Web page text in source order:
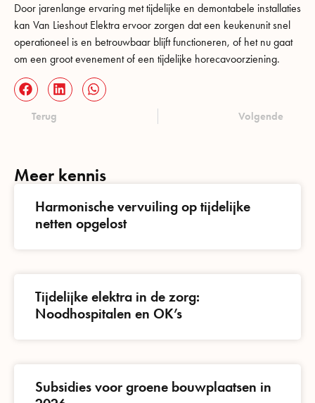
Door jarenlange ervaring met tijdelijke en demontabele installaties
kan Van Lieshout Elektra ervoor zorgen dat een keukenunit snel
operationeel is en betrouwbaar blijft functioneren, of het nu gaat
om een groot evenement of een tijdelijke horecavoorziening.
Terug Volgende
Meer kennis
Harmonische vervuiling op tijdelijke
netten opgelost
Tijdelijke elektra in de zorg:
Noodhospitalen en OK’s
Subsidies voor groene bouwplaatsen in